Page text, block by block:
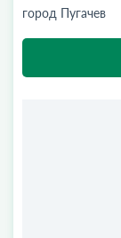
город Пугачев